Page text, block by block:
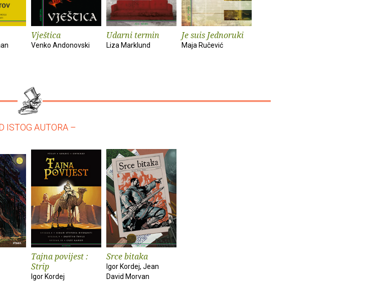
Vještica
Venko Andonovski
Udarni termin
Liza Marklund
Je suis Jednoruki
Maja Ručević
ISTOG AUTORA –
Tajna povijest :
Strip
Igor Kordej
Srce bitaka
Igor Kordej, Jean
David Morvan